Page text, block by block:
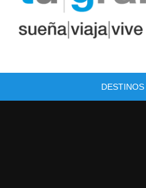
DESTINOS